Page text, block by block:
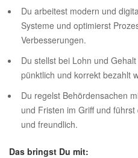
Du arbeitest modern und
Systeme und optimierst
Verbesserungen.
Du stellst bei Lohn und
pünktlich und korrekt bezahlt
Du regelst Behördensachen
und Fristen im Griff und
und freundlich.
Das bringst Du mit: